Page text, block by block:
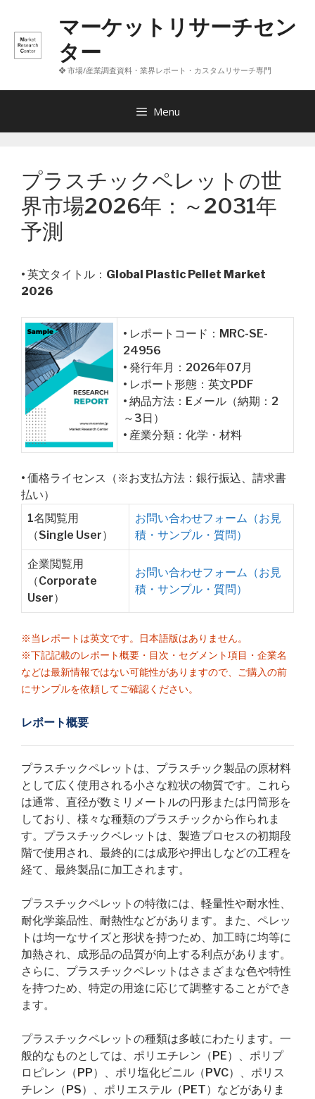
へ
マーケットリサーチセン
ター
❖ 市場/産業調査資料・業界レポート・カスタムリサーチ専門
Menu
プラスチックペレットの世
界市場2026年：～2031年
予測
• 英文タイトル： Global Plastic Pellet Market
2026
• レポートコード：MRC-SE-
24956
• 発行年月：2026年07月
• レポート形態：英文PDF
• 納品方法：Eメール（納期：2
～3日）
• 産業分類：化学・材料
• 価格ライセンス（※お支払方法：銀行振込、請求書
払い）
1名閲覧用
（Single User）
お問い合わせフォーム（お見
積・サンプル・質問）
企業閲覧用
（Corporate
User）
お問い合わせフォーム（お見
積・サンプル・質問）
※当レポートは英文です。日本語版はありません。
※下記記載のレポート概要・目次・セグメント項目・企業名
などは最新情報ではない可能性がありますので、ご購入の前
にサンプルを依頼してご確認ください。
レポート概要
プラスチックペレットは、プラスチック製品の原材料
として広く使用される小さな粒状の物質です。これら
は通常、直径が数ミリメートルの円形または円筒形を
しており、様々な種類のプラスチックから作られま
す。プラスチックペレットは、製造プロセスの初期段
階で使用され、最終的には成形や押出しなどの工程を
経て、最終製品に加工されます。
プラスチックペレットの特徴には、軽量性や耐水性、
耐化学薬品性、耐熱性などがあります。また、ペレッ
トは均一なサイズと形状を持つため、加工時に均等に
加熱され、成形品の品質が向上する利点があります。
さらに、プラスチックペレットはさまざまな色や特性
を持つため、特定の用途に応じて調整することができ
ます。
プラスチックペレットの種類は多岐にわたります。一
般的なものとしては、ポリエチレン（PE）、ポリプ
ロピレン（PP）、ポリ塩化ビニル（PVC）、ポリス
チレン（PS）、ポリエステル（PET）などがありま